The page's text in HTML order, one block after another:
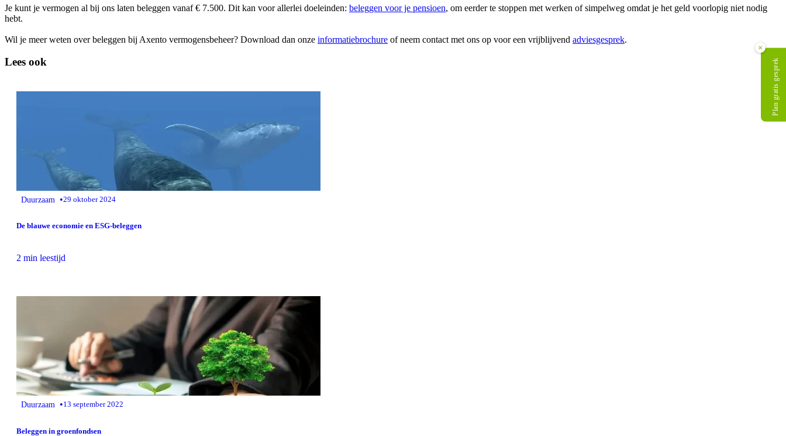
Je kunt je vermogen al bij ons laten beleggen vanaf € 7.500. Dit kan voor allerlei doeleinden: beleggen voor je pensioen, om eerder te stoppen met werken of simpelweg omdat je het geld voorlopig niet nodig
hebt.
Wil je meer weten over beleggen bij Axento vermogensbeheer? Download dan onze informatiebrochure of neem contact met ons op voor een vrijblijvend adviesgesprek.
Lees ook
Duurzaam •29 oktober 2024
De blauwe economie en ESG-beleggen
2 min leestijd
Duurzaam •13 september 2022
Beleggen in groenfondsen
×
Plan gratis gesprek